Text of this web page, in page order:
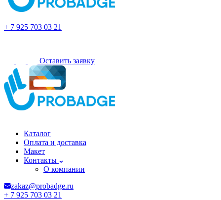
+ 7 925 703 03 21
Оставить заявку
Каталог
Оплата и доставка
Макет
Контакты
О компании
zakaz@probadge.ru
+ 7 925 703 03 21